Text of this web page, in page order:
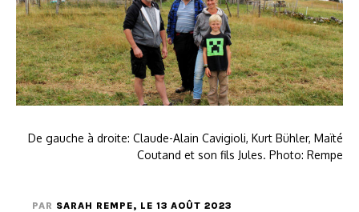
De gauche à droite: Claude-Alain Cavigioli, Kurt Bühler, Maïté
Coutand et son fils Jules. Photo: Rempe
PAR SARAH REMPE, LE 13 AOÛT 2023